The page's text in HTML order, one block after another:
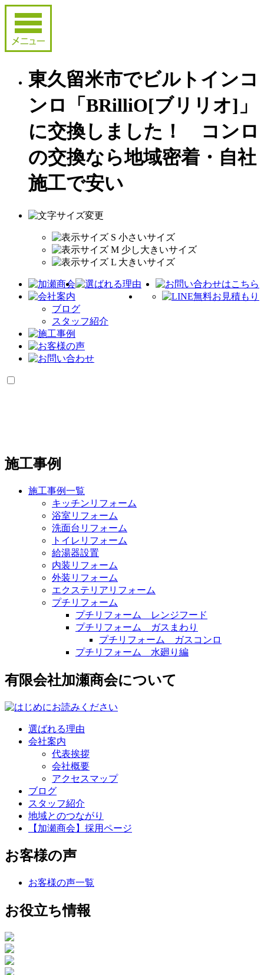
東久留米市でビルトインコ
ンロ「BRilliO[ブリリオ]」
に交換しました！ コンロ
の交換なら地域密着・自社
施工で安い
ブログ
スタッフ紹介
施工事例
施工事例一覧
キッチンリフォーム
浴室リフォーム
洗面台リフォーム
トイレリフォーム
給湯器設置
内装リフォーム
外装リフォーム
エクステリアリフォーム
プチリフォーム
プチリフォーム レンジフード
プチリフォーム ガスまわり
プチリフォーム ガスコンロ
プチリフォーム 水廻り編
有限会社加瀬商会について
選ばれる理由
会社案内
代表挨拶
会社概要
アクセスマップ
ブログ
スタッフ紹介
地域とのつながり
【加瀬商会】採用ページ
お客様の声
お客様の声一覧
お役立ち情報